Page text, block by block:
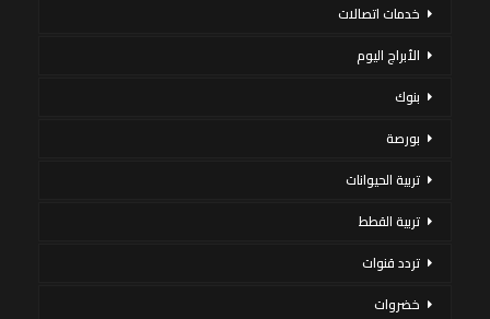
خدمات اتصالات
الأبراج اليوم
بنوك
بورصة
تربية الحيوانات
تربية القطط
تردد قنوات
خضروات